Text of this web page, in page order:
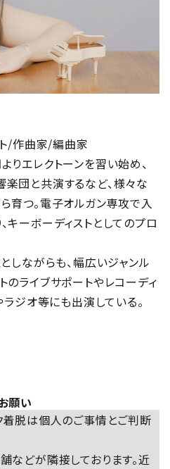
/作曲家/編曲家
エレクトーンを習い始め、
団と共演するなど、様々な
育つ。電子オルガン専攻で入
ーボーディストとしてのプロ
しながらも、幅広いジャンル
ライブサポートやレコーディ
ジオ等にも出演している。
願い
着脱は個人のご事情とご判断
などが隣接しております。近